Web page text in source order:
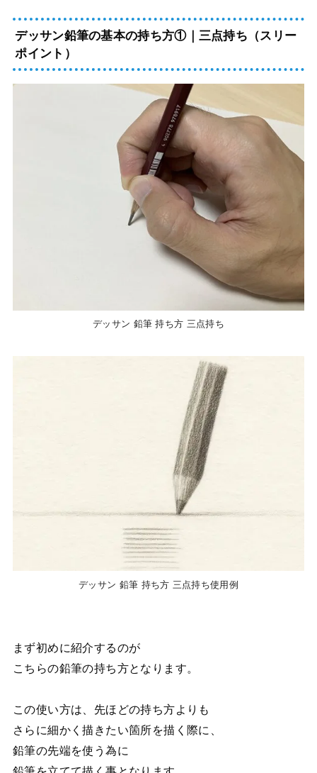
デッサン鉛筆の基本の持ち方①｜三点持ち（スリー
ポイント）
デッサン 鉛筆 持ち方 三点持ち
デッサン 鉛筆 持ち方 三点持ち使用例
まず初めに紹介するのが
こちらの鉛筆の持ち方となります。
この使い方は、先ほどの持ち方よりも
さらに細かく描きたい箇所を描く際に、
鉛筆の先端を使う為に